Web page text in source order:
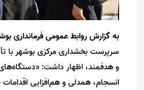
به گزارش روابط عمومی فرمانداری
سرپرست بخشداری مرکزی بوشهر با
و هدفمند، اظهار داشت:
انسجام، همدلی و هم‌افزایی اقدامات